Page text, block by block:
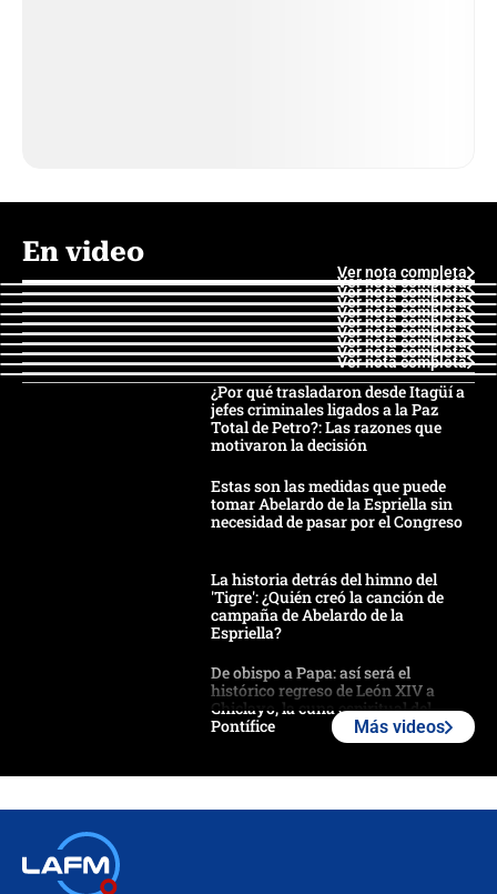
En video
Ver nota completa
Ver nota completa
Ver nota completa
Ver nota completa
Ver nota completa
Ver nota completa
Ver nota completa
Ver nota completa
Ver nota completa
Ver nota completa
¿Por qué trasladaron desde Itagüí a
jefes criminales ligados a la Paz
Total de Petro?: Las razones que
motivaron la decisión
Estas son las medidas que puede
tomar Abelardo de la Espriella sin
necesidad de pasar por el Congreso
La historia detrás del himno del
'Tigre': ¿Quién creó la canción de
campaña de Abelardo de la
Espriella?
De obispo a Papa: así será el
histórico regreso de León XIV a
Chiclayo, la cuna espiritual del
Pontífice
Más videos